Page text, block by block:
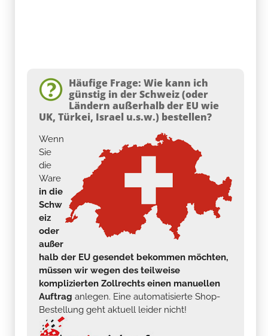
Häufige Frage: Wie kann ich
günstig in der Schweiz (oder
Ländern außerhalb der EU wie
UK, Türkei, Israel u.s.w.) bestellen?
Wenn
Sie
die
Ware
in die
Schw
eiz
oder
außer
halb der EU gesendet bekommen möchten,
müssen wir wegen des teilweise
komplizierten Zollrechts einen manuellen
Auftrag anlegen. Eine automatisierte Shop-
Bestellung geht aktuell leider nicht!